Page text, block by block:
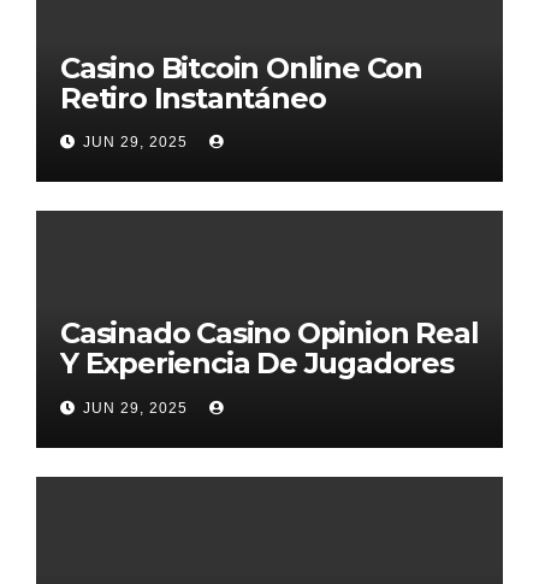
Casino Bitcoin Online Con
Retiro Instantáneo
JUN 29, 2025
Casinado Casino Opinion Real
Y Experiencia De Jugadores
2026
JUN 29, 2025